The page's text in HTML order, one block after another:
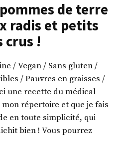
la
crème
de terre
radis et petits
crus !
/ Vegan / Sans gluten /
/ Pauvres en graisses /
une recette du médical
répertoire et que je fais
en toute simplicité, qui
bien ! Vous pourrez